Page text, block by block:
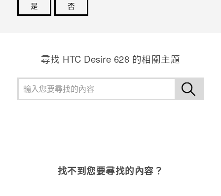
是
否
尋找 HTC Desire 628 的相關主題
找不到您要尋找的內容？